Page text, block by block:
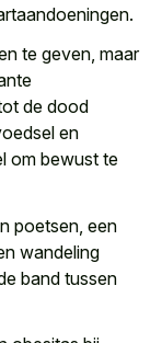
te geven, maar
de dood
en
om bewust te
poetsen, een
wandeling
band tussen